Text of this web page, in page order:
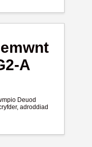
A
Deuod
adroddiad